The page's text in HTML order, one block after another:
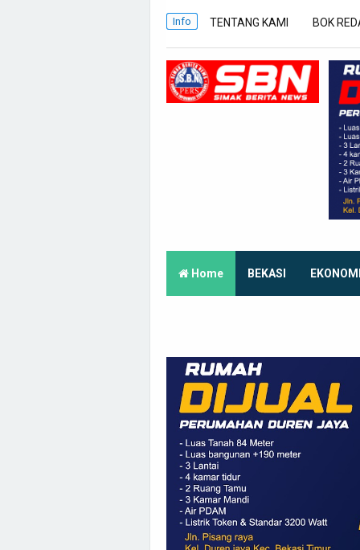
Info TENTANG KAMI BOK
Home BEKASI